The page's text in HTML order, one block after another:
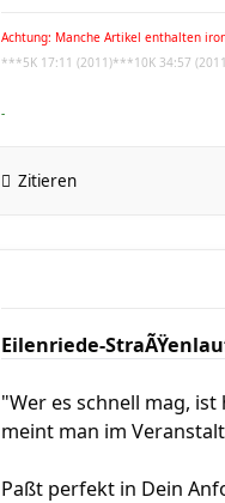
Achtung: Manche Artikel enthalten
***5K 17:11 (2011)***10K 34:57
-
Zitieren
Eilenriede-
"Wer es schnell mag,
meint man im
Paßt perfekt in Dein